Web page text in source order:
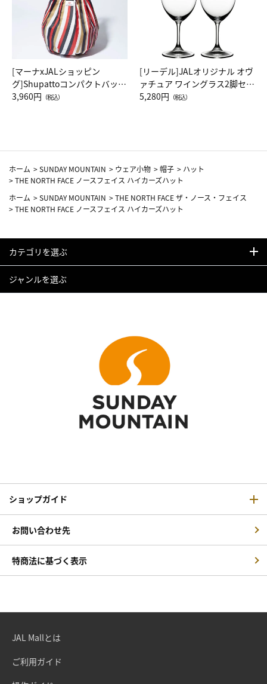
[マーナxJALショッピン
グ]Shupattoコンパクトバッグ
Drop JAL客室乗務員（LC）ス
3,960円 （税込）
[リーデル]JALオリジナル オヴ
ァチュア ワイングラス2脚セッ
ト（レッドワイン）
5,280円 （税込）
ホーム >SUNDAY MOUNTAIN > ウェア小物 >帽子 > ハット
>THE NORTH FACE ノースフェイス ハイカーズハット
ホーム >SUNDAY MOUNTAIN >THE NORTH FACE ザ・ノース・フェイス
>THE NORTH FACE ノースフェイス ハイカーズハット
カテゴリを選ぶ
ジャンルを選ぶ
ショップガイド
お問い合わせ先
特商法に基づく表示
JAL Mallとは
ご利用ガイド